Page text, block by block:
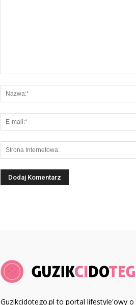
Guzikcidotego.pl to portal lifestyle'owy o